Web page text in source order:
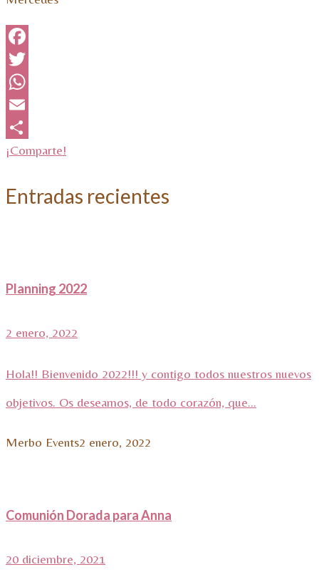
Facebook
Twitter
WhatsApp
Email
¡Comparte!
Entradas recientes
Planning 2022
2 enero, 2022
Hola!! Bienvenido 2022!!! y contigo todos nuestros nuevos
objetivos. Os deseamos, de todo corazón, que...
Merbo Events2 enero, 2022
Comunión Dorada para Anna
20 diciembre, 2021